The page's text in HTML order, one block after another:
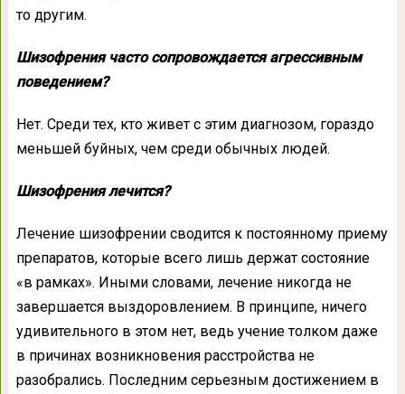
то другим.
Шизофрения часто сопровождается агрессивным
поведением?
Нет. Среди тех, кто живет с этим диагнозом, гораздо
меньшей буйных, чем среди обычных людей.
Шизофрения лечится?
Лечение шизофрении сводится к постоянному приему
препаратов, которые всего лишь держат состояние
«в рамках». Иными словами, лечение никогда не
завершается выздоровлением. В принципе, ничего
удивительного в этом нет, ведь учение толком даже
в причинах возникновения расстройства не
разобрались. Последним серьезным достижением в